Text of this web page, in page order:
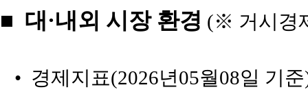
■ 대·내외 시장 환경 (※ 거시경
• 경제지표(2026년05월08일 기